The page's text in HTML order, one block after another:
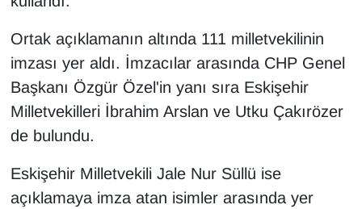
Ortak açıklamanın altında 111 milletvekilinin
imzası yer aldı. İmzacılar arasında CHP Genel
Başkanı Özgür Özel'in yanı sıra Eskişehir
Milletvekilleri İbrahim Arslan ve Utku Çakırözer
de bulundu.
Eskişehir Milletvekili Jale Nur Süllü ise
açıklamaya imza atan isimler arasında yer